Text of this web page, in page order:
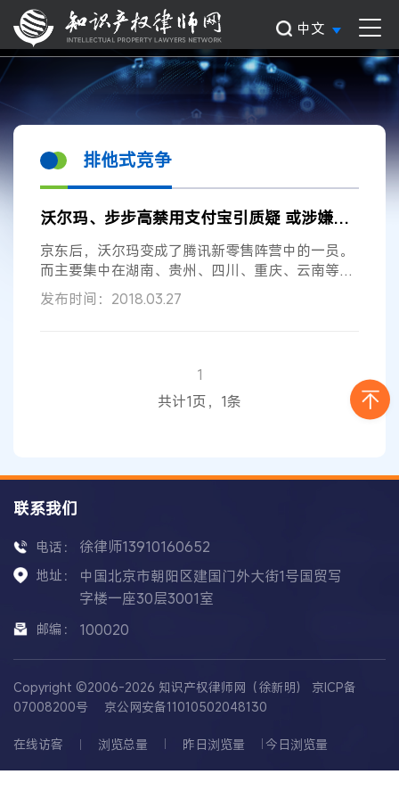
中文
排他式竞争
沃尔玛、步步高禁用支付宝引质疑 或涉嫌违反反垄断相关法律法规
京东后，沃尔玛变成了腾讯新零售阵营中的一员。
而主要集中在湖南、贵州、四川、重庆、云南等大
西南地区、已有592家门店的步步高超市于2月23
日和腾讯、京东进行了联姻，从而加入到腾讯阵
份，向京东转让5%的股份。 消费者权益或被伤害
事实上，在阿里和腾讯拼杀激烈的支付市场上，出
已经不是第一次了。2017
发布时间：2018.03.27
1
共计1页，1条
联系我们
电话： 徐律师13910160652
地址：
中国北京市朝阳区建国门外大街1号国贸写
字楼一座30层3001室
邮编： 100020
Copyright ©2006-2026 知识产权律师网（徐新明） 京ICP备
07008200号
京公网安备11010502048130
在线访客 浏览总量 昨日浏览量 今日浏览量